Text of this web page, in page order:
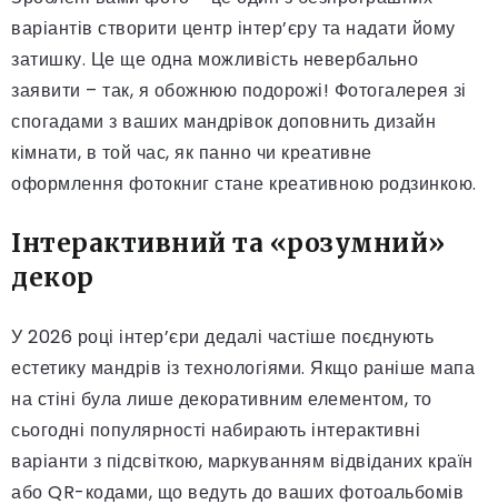
варіантів створити центр інтер’єру та надати йому
затишку. Це ще одна можливість невербально
заявити – так, я обожнюю подорожі! Фотогалерея зі
спогадами з ваших мандрівок доповнить дизайн
кімнати, в той час, як панно чи креативне
оформлення фотокниг стане креативною родзинкою.
Інтерактивний та «розумний»
декор
У 2026 році інтер’єри дедалі частіше поєднують
естетику мандрів із технологіями. Якщо раніше мапа
на стіні була лише декоративним елементом, то
сьогодні популярності набирають інтерактивні
варіанти з підсвіткою, маркуванням відвіданих країн
або QR-кодами, що ведуть до ваших фотоальбомів